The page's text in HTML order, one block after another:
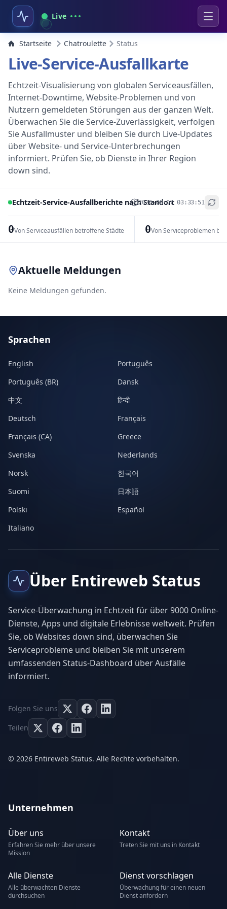
Live
Startseite Chatroulette Status
Live-Service-Ausfallkarte
Echtzeit-Visualisierung von globalen Serviceausfällen,
Internet-Downtime, Website-Problemen und von
Nutzern gemeldeten Störungen aus der ganzen Welt.
Überwachen Sie die Service-Zuverlässigkeit, verfolgen
Sie Ausfallmuster und bleiben Sie durch Live-Updates
über Website- und Service-Unterbrechungen
informiert. Prüfen Sie, ob Dienste in Ihrer Region
down sind.
Echtzeit-Service-Ausfallberichte nach Standort
2026-08-07 03:33:51
0Von Serviceausfällen betroffene Städte 0Von Serviceproblemen
+
Aktuelle Meldungen
Keine Meldungen gefunden.
Sprachen
English
Português
Português (BR)
Dansk
中文
हिन्दी
Deutsch
Français
Français (CA)
Greece
Svenska
Nederlands
Norsk
한국어
Suomi
日本語
Polski
Español
Italiano
Über Entireweb Status
Service-Überwachung in Echtzeit für über 9000 Online-
Dienste, Apps und digitale Erlebnisse weltweit. Prüfen
Sie, ob Websites down sind, überwachen Sie
Serviceprobleme und bleiben Sie mit unserem
umfassenden Status-Dashboard über Ausfälle
informiert.
Folgen Sie uns
Teilen
© 2026 Entireweb Status. Alle Rechte vorbehalten.
Unternehmen
Über uns
Erfahren Sie mehr über unsere
Mission
Kontakt
Treten Sie mit uns in Kontakt
Alle Dienste
Alle überwachten Dienste
durchsuchen
Dienst vorschlagen
Überwachung für einen neuen
Dienst anfordern